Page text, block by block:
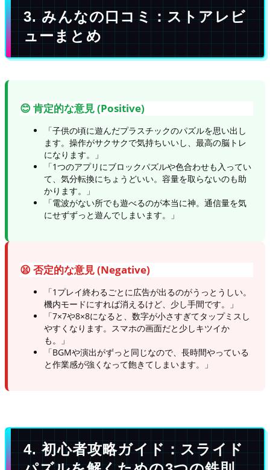
3. みんなの口コミ：ストアレビ
ューまとめ
😊 肯定的な意見 (Positive)
「子供の頃に遊んだプラスチックのパズルを思い出し
ます。操作がサクサクで気持ちいいし、最高の脳トレ
になります。」
「1つのアプリにブロックパズルや色合わせも入ってい
て、気分転換にちょうどいい。容量を取らないのも助
かります。」
「電波がない所でも遊べるのが本当に神。通信量を気
にせずずっと遊んでしまいます。」
😫 否定的な意見 (Negative)
「1プレイ終わるごとに広告が出るのがうっとうしい。
機内モードにすれば消えるけど、少し手間です。」
「7×7や8×8になると、数字が小さすぎてタップミスし
やすくなります。スマホの画面だと少しキツイか
も。」
「BGMや演出がずっと同じなので、長時間やっている
と作業感が強くなって飽きてしまいます。」
4. 初心者攻略ガイド：スライド